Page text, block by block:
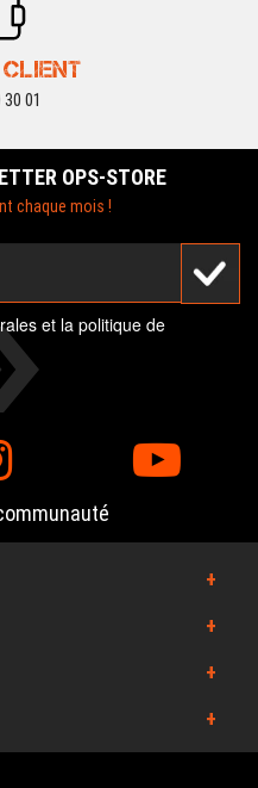
01
OPS-STORE
chaque mois !
et lapolitique de